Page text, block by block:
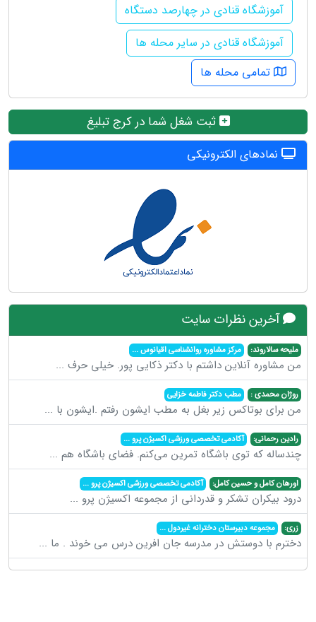
آموزشگاه قنادی در چهارصد دستگاه
آموزشگاه قنادی در سایر محله ها
تمامی محله ها
ثبت شغل شما در کرج تبلیغ
نمادهای الکترونیکی
آخرین نظرات سایت
ملیحه سالاروند: مرکز مشاوره روانشناسی اقیانوس...
من مشاوره آنلاین داشتم با دکتر ذکایی پور. خیلی حرف ...
روژان محمدی : مطب دکتر فاطمه خزایی
من برای بوتاکس زیر بغل به مطب ایشون رفتم .ایشون با ...
رادین رحمانی: آکادمی تخصصی ورزشی اکسیژن پرو...
چندساله که توی باشگاه تمرین می‌کنم. فضای باشگاه هم ...
اورهان کامل و حسین کامل: آکادمی تخصصی ورزشی اکسیژن پرو...
درود بیکران تشکر و قدردانی از مجموعه اکسیژن پرو ...
زری: مجموعه دبیرستان دخترانه غیردول...
دخترم با دوستش در مدرسه جان افرین درس می خوند . ما ...